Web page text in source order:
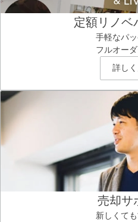
定額リノベ
手軽なパ
フルオー
詳し
売却サ
新しくて